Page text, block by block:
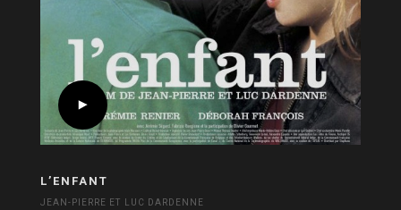
L’ENFANT
JEAN-PIERRE ET LUC DARDENNE